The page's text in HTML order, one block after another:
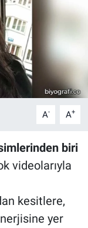
A- A+
biri
videolarıyla
kesitlere,
yer